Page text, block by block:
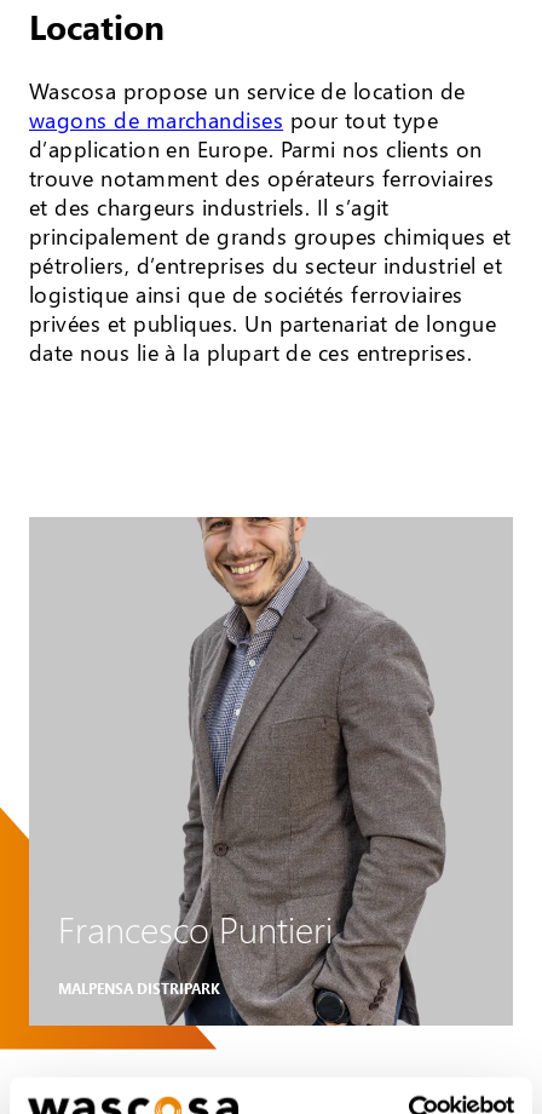
Location
Wascosa propose un service de location de
wagons de marchandises pour tout type
d’application en Europe. Parmi nos clients on
trouve notamment des opérateurs ferroviaires
et des chargeurs industriels. Il s’agit
principalement de grands groupes chimiques et
pétroliers, d’entreprises du secteur industriel et
logistique ainsi que de sociétés ferroviaires
privées et publiques. Un partenariat de longue
date nous lie à la plupart de ces entreprises.
Francesco Puntieri
MALPENSA DISTRIPARK
« »